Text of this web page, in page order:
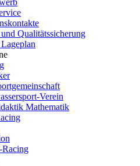
Qualitätssicherung
Verein
Mathematik